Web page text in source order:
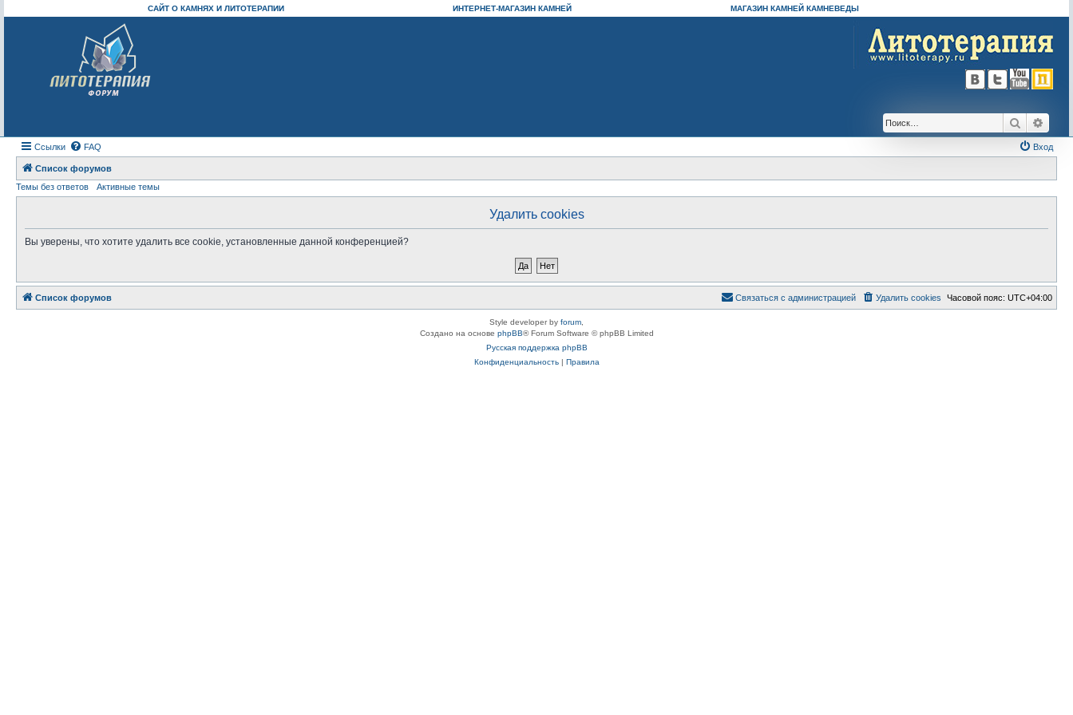
САЙТ О КАМНЯХ И ЛИТОТЕРАПИИ ИНТЕРНЕТ-МАГАЗИН КАМНЕЙ МАГАЗИН КАМНЕЙ КАМНЕВЕДЫ
Поиск
Ссылки FAQ Вход
Список форумов
Темы без ответов
Активные темы
Удалить cookies
Вы уверены, что хотите удалить все cookie, установленные данной конференцией?
Список форумов Часовой пояс: UTC+04:00
Удалить cookies
Связаться с администрацией
Style developer by forum
Создано на основе phpBB® Forum Software © phpBB Limited
Русская поддержка phpBB
Конфиденциальность| Правила